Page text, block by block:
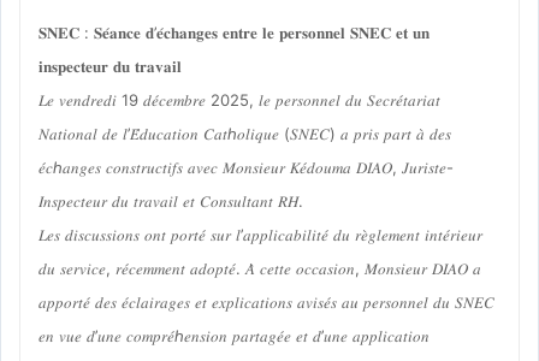
𝐒𝐍𝐄𝐂 : 𝐒𝐞́𝐚𝐧𝐜𝐞 𝐝’𝐞́𝐜𝐡𝐚𝐧𝐠𝐞𝐬 𝐞𝐧𝐭𝐫𝐞 𝐥𝐞 𝐩𝐞𝐫𝐬𝐨𝐧𝐧𝐞𝐥 𝐒𝐍𝐄𝐂 𝐞𝐭 𝐮𝐧
𝐢𝐧𝐬𝐩𝐞𝐜𝐭𝐞𝐮𝐫 𝐝𝐮 𝐭𝐫𝐚𝐯𝐚𝐢𝐥
𝐿𝑒 𝑣𝑒𝑛𝑑𝑟𝑒𝑑𝑖 19 𝑑𝑒́𝑐𝑒𝑚𝑏𝑟𝑒 2025, 𝑙𝑒 𝑝𝑒𝑟𝑠𝑜𝑛𝑛𝑒𝑙 𝑑𝑢 𝑆𝑒𝑐𝑟𝑒́𝑡𝑎𝑟𝑖𝑎𝑡
𝑁𝑎𝑡𝑖𝑜𝑛𝑎𝑙 𝑑𝑒 𝑙’𝐸́𝑑𝑢𝑐𝑎𝑡𝑖𝑜𝑛 𝐶𝑎𝑡ℎ𝑜𝑙𝑖𝑞𝑢𝑒 (𝑆𝑁𝐸𝐶) 𝑎 𝑝𝑟𝑖𝑠 𝑝𝑎𝑟𝑡 𝑎̀ 𝑑𝑒𝑠
𝑒́𝑐ℎ𝑎𝑛𝑔𝑒𝑠 𝑐𝑜𝑛𝑠𝑡𝑟𝑢𝑐𝑡𝑖𝑓𝑠 𝑎𝑣𝑒𝑐 𝑀𝑜𝑛𝑠𝑖𝑒𝑢𝑟 𝐾𝑒́𝑑𝑜𝑢𝑚𝑎 𝐷𝐼𝐴𝑂, 𝐽𝑢𝑟𝑖𝑠𝑡𝑒-
𝐼𝑛𝑠𝑝𝑒𝑐𝑡𝑒𝑢𝑟 𝑑𝑢 𝑡𝑟𝑎𝑣𝑎𝑖𝑙 𝑒𝑡 𝐶𝑜𝑛𝑠𝑢𝑙𝑡𝑎𝑛𝑡 𝑅𝐻.
𝐿𝑒𝑠 𝑑𝑖𝑠𝑐𝑢𝑠𝑠𝑖𝑜𝑛𝑠 𝑜𝑛𝑡 𝑝𝑜𝑟𝑡𝑒́ 𝑠𝑢𝑟 𝑙’𝑎𝑝𝑝𝑙𝑖𝑐𝑎𝑏𝑖𝑙𝑖𝑡𝑒́ 𝑑𝑢 𝑟𝑒̀𝑔𝑙𝑒𝑚𝑒𝑛𝑡 𝑖𝑛𝑡𝑒́𝑟𝑖𝑒𝑢𝑟
𝑑𝑢 𝑠𝑒𝑟𝑣𝑖𝑐𝑒, 𝑟𝑒́𝑐𝑒𝑚𝑚𝑒𝑛𝑡 𝑎𝑑𝑜𝑝𝑡𝑒́. 𝐴̀ 𝑐𝑒𝑡𝑡𝑒 𝑜𝑐𝑐𝑎𝑠𝑖𝑜𝑛, 𝑀𝑜𝑛𝑠𝑖𝑒𝑢𝑟 𝐷𝐼𝐴𝑂 𝑎
𝑎𝑝𝑝𝑜𝑟𝑡𝑒́ 𝑑𝑒𝑠 𝑒́𝑐𝑙𝑎𝑖𝑟𝑎𝑔𝑒𝑠 𝑒𝑡 𝑒𝑥𝑝𝑙𝑖𝑐𝑎𝑡𝑖𝑜𝑛𝑠 𝑎𝑣𝑖𝑠𝑒́𝑠 𝑎𝑢 𝑝𝑒𝑟𝑠𝑜𝑛𝑛𝑒𝑙 𝑑𝑢 𝑆𝑁𝐸𝐶
𝑒𝑛 𝑣𝑢𝑒 𝑑’𝑢𝑛𝑒 𝑐𝑜𝑚𝑝𝑟𝑒́ℎ𝑒𝑛𝑠𝑖𝑜𝑛 𝑝𝑎𝑟𝑡𝑎𝑔𝑒́𝑒 𝑒𝑡 𝑑’𝑢𝑛𝑒 𝑎𝑝𝑝𝑙𝑖𝑐𝑎𝑡𝑖𝑜𝑛